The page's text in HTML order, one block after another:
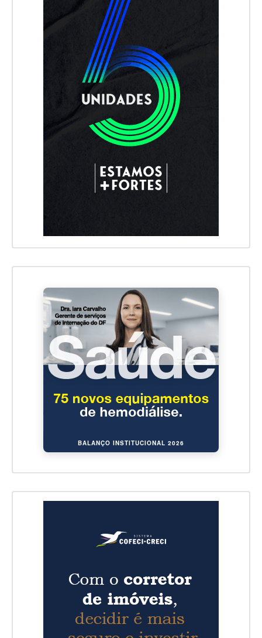
BALANÇO INSTITUCIONAL 2026